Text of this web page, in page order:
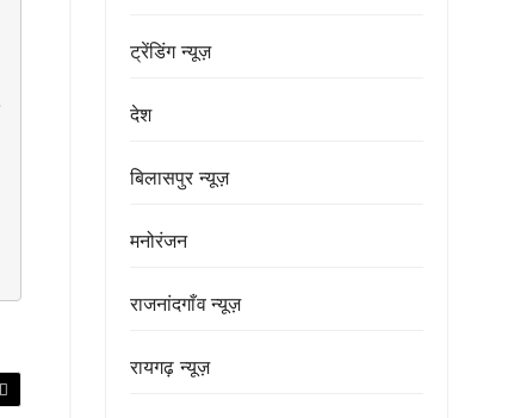
ट्रेंडिंग न्यूज़
देश
बिलासपुर न्यूज़
मनोरंजन
राजनांदगाँव न्यूज़
रायगढ़ न्यूज़